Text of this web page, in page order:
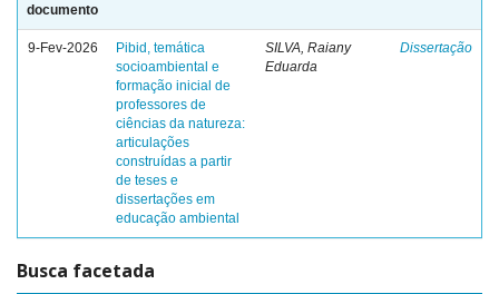
documento
9-Fev-2026
Pibid, temática
socioambiental e
formação inicial de
professores de
ciências da natureza:
articulações
construídas a partir
de teses e
dissertações em
educação ambiental
SILVA, Raiany
Eduarda
Dissertação
Busca facetada